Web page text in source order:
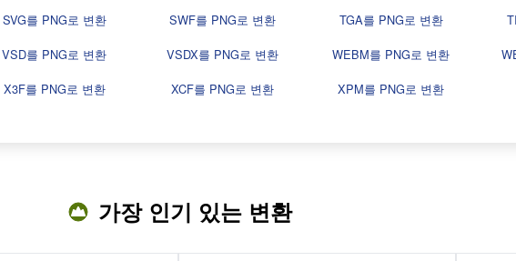
SVG를 PNG로 변환 SWF를 PNG로 변환 TGA를 PNG로 변환
VSD를 PNG로 변환 VSDX를 PNG로 변환 WEBM를 PNG로 변환
X3F를 PNG로 변환 XCF를 PNG로 변환 XPM를 PNG로 변환
가장 인기 있는 변환